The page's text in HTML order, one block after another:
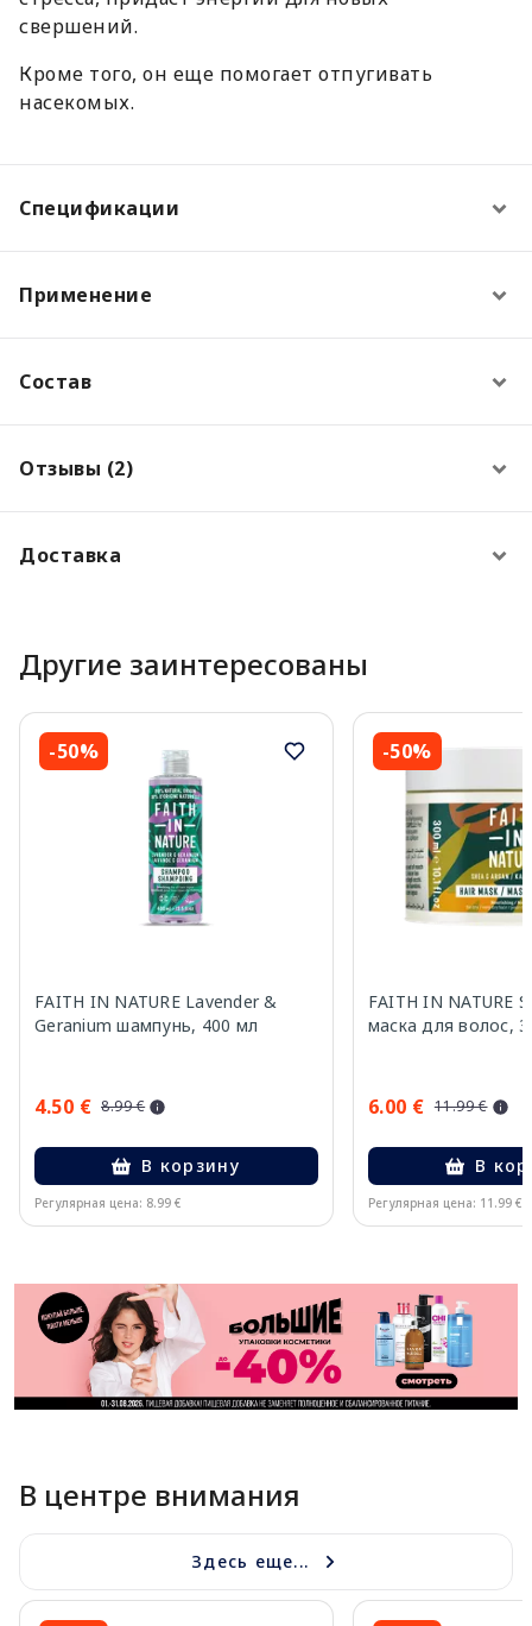
свершений.
Кроме того, он еще помогает отпугивать
насекомых.
Спецификации
Применение
Состав
Отзывы (2)
Доставка
Другие заинтересованы
-50%
FAITH IN NATURE Lavender &
Geranium шампунь, 400 мл
4.50 € 8.99 €
В корзину
Регулярная цена: 8.99 €
-50%
FAITH IN NATURE
маска для волос,
6.00 € 11.99 €
В
Регулярная цена: 11.99 €
В центре внимания
Здесь еще...